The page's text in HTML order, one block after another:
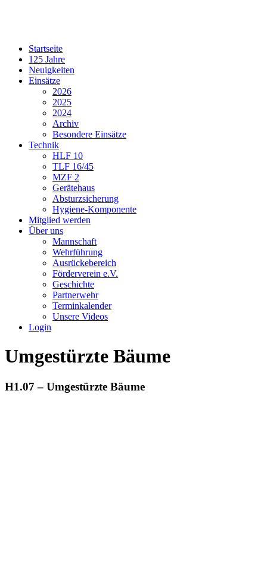
Startseite
125 Jahre
Neuigkeiten
Einsätze
2026
2025
2024
Archiv
Besondere Einsätze
Technik
HLF 10
TLF 16/45
MZF 2
Gerätehaus
Absturzsicherung
Hygiene-Komponente
Mitglied werden
Über uns
Mannschaft
Wehrführung
Ausrückebereich
Förderverein e.V.
Geschichte
Partnerwehr
Terminkalender
Unsere Videos
Login
Umgestürzte Bäume
H1.07 – Umgestürzte Bäume